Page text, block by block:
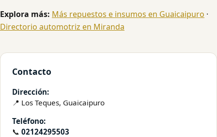
Explora más: Más repuestos e insumos en Guaicaipuro ·
Directorio automotriz en Miranda
Contacto
Dirección:
📍 Los Teques, Guaicaipuro
Teléfono:
📞 02124295503